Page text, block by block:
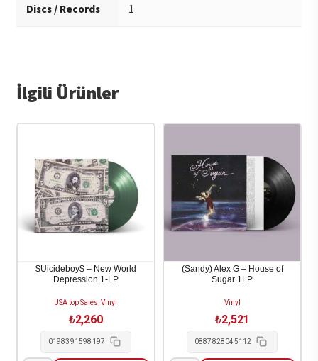
Discs / Records 1
İlgili Ürünler
$Uicideboy$ – New World
Depression 1-LP
USA top Sales, Vinyl
₺2,260
0198391598197
(Sandy) Alex G – House of
Sugar 1LP
Vinyl
₺2,521
0887828045112